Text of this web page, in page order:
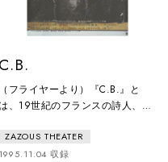
C.B.
（フライヤーより）『C.B.』と
、19世紀のフランスの詩人、シ
らゆる俗物主義に反抗し、孤独を
愛し、酒や薬物で絶えず神経を刺
ZAZOUS THEATER
1995.11.04 収録